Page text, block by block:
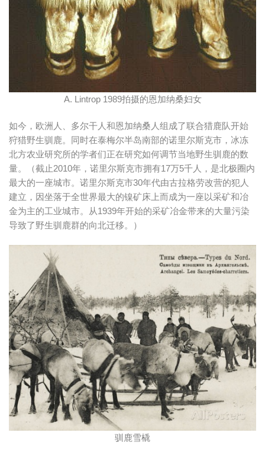
A. Lintrop 1989拍摄的恩加纳桑妇女
如今，欧洲人、多尔干人和恩加纳桑人组成了联合猎鹿队开始
狩猎野生驯鹿。同时在泰梅尔半岛南部的诺里尔斯克市，冰冻
北方农业研究所的学者们正在研究如何调节当地野生驯鹿的数
量。（截止2010年，诺里尔斯克市拥有17万5千人，是北极圈内
最大的一座城市。诺里尔斯克市30年代由古拉格劳改营的犯人
建立，因坐落于全世界最大的镍矿床上而成为一座以采矿和冶
金为主的工业城市。从1939年开始的采矿冶金带来的大量污染
导致了野生驯鹿群的向北迁移。）
驯鹿雪橇